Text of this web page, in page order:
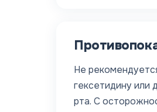
Не
гексетидину или
рта. С